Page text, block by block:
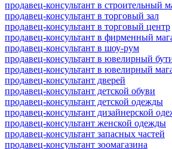
продавец-консультант в строительный
продавец-консультант в торговый зал
продавец-консультант в торговый центр
продавец-консультант в фирменный
продавец-консультант в шоу-рум
продавец-консультант в ювелирный
продавец-консультант в ювелирный
продавец-консультант дверей
продавец-консультант детской обуви
продавец-консультант детской одежды
продавец-консультант дизайнерской
продавец-консультант женской одежды
продавец-консультант запасных частей
продавец-консультант зоомагазина